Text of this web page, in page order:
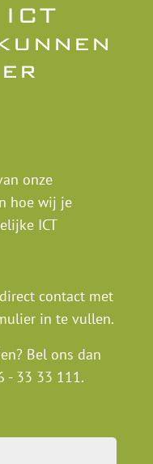
onze
hoe wij je
ICT
contact met
in te vullen.
Bel ons dan
- 33 33 111.